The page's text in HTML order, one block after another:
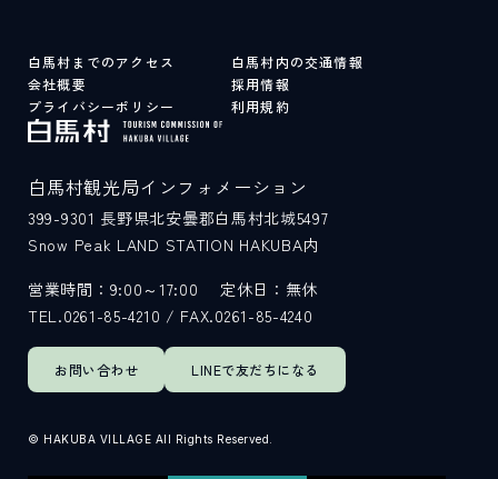
白馬村までのアクセス
白馬村内の交通情報
会社概要
採用情報
プライバシーポリシー
利用規約
お問い合わせ LINEで友だちになる
白馬村観光局インフォメーション
399-9301 長野県北安曇郡白馬村北城5497
Snow Peak LAND STATION HAKUBA内
営業時間：9:00～17:00
定休日：無休
TEL.0261-85-4210 / FAX.0261-85-4240
© HAKUBA VILLAGE All Rights Reserved.